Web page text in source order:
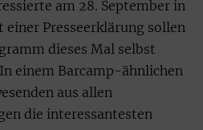
am 28. September in
Presseerklärung sollen
dieses Mal selbst
einem Barcamp-ähnlichen
aus allen
die interessantesten